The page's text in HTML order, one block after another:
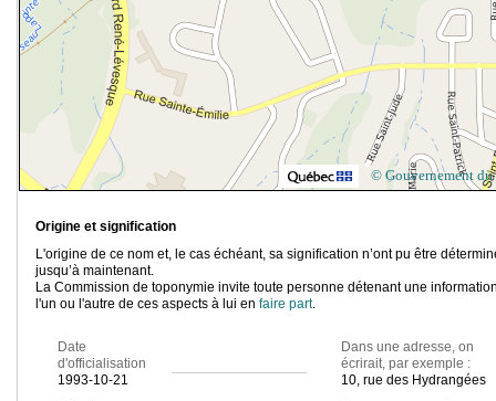
© Gouvernement du
Origine et signification
L'origine de ce nom et, le cas échéant, sa signification n’ont pu être
jusqu’à maintenant.
La Commission de toponymie invite toute personne détenant une
l'un ou l'autre de ces aspects à lui en faire part.
Date
d'officialisation
1993-10-21
Dans une adresse, on
écrirait, par exemple :
10, rue des Hydrangées